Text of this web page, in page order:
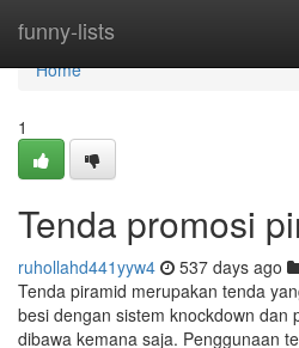
funny-lists
Home
Home
1
Tenda promosi
ruhollahd441yyw4 537 days ago
Tenda piramid merupakan tenda
besi dengan sistem knockdown dan
dibawa kemana saja. Penggunaan